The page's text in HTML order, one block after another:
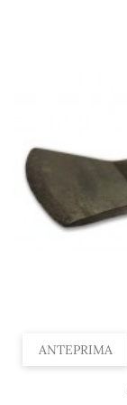
ANTEPRIMA